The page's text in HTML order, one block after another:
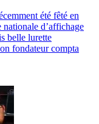
été fêté en
d’affichage
belle lurette
fondateur compta